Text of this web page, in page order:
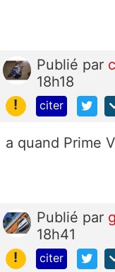
Publié par
18h18
!
citer
a quand Prime
Publié par
18h41
!
citer